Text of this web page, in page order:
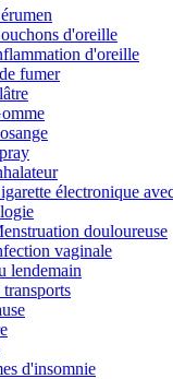
d'oreille
d'oreille
fumer
électronique
douloureuse
vaginale
lendemain
d'insomnie